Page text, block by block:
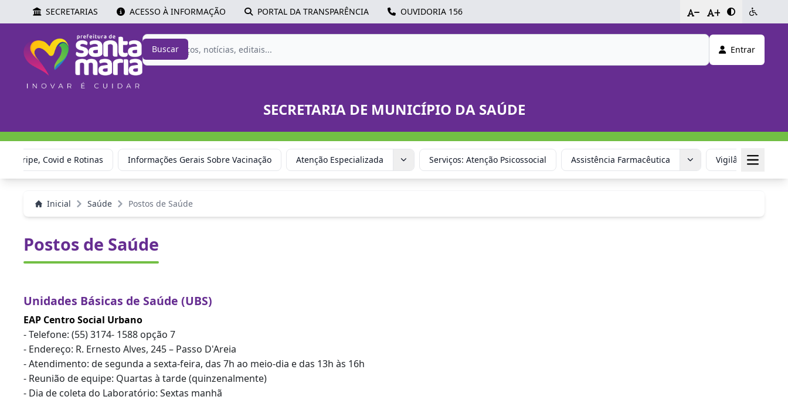
SECRETARIAS ACESSO À INFORMAÇÃO PORTAL DA TRANSPARÊNCIA OUVIDORIA 156 - +
Buscar Entrar
SECRETARIA DE MUNICÍPIO DA SAÚDE
Gripe, Covid e Rotinas Informações Gerais Sobre Vacinação Atenção Especializada Serviços: Atenção Psicossocial Assistência Farmacêutica Vigilância em
Inicial Saúde Postos de Saúde
Postos de Saúde
Unidades Básicas de Saúde (UBS)
EAP Centro Social Urbano
- Telefone: (55) 3174- 1588 opção 7
- Endereço: R. Ernesto Alves, 245 – Passo D'Areia
- Atendimento: de segunda a sexta-feira, das 7h ao meio-dia e das 13h às 16h
- Reunião de equipe: Quartas à tarde (quinzenalmente)
- Dia de coleta do Laboratório: Sextas manhã